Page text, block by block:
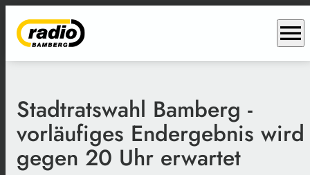
menu
Stadtratswahl Bamberg -
vorläufiges Endergebnis wird
gegen 20 Uhr erwartet